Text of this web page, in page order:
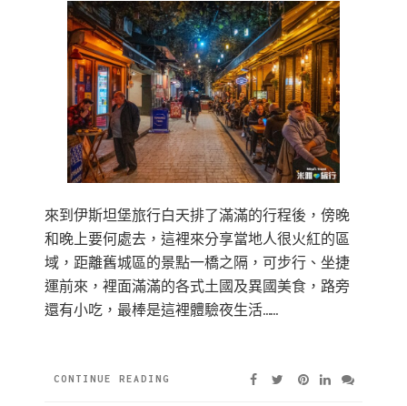
來到伊斯坦堡旅行白天排了滿滿的行程後，傍晚
和晚上要何處去，這裡來分享當地人很火紅的區
域，距離舊城區的景點一橋之隔，可步行、坐捷
運前來，裡面滿滿的各式土國及異國美食，路旁
還有小吃，最棒是這裡體驗夜生活……
CONTINUE READING